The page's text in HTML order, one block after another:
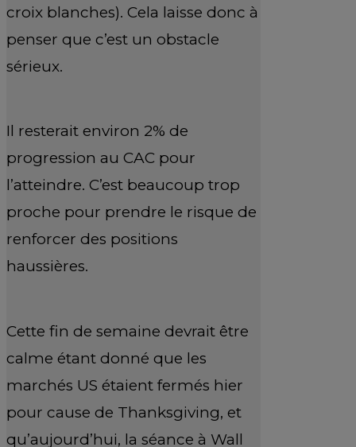
croix blanches). Cela laisse donc à
penser que c’est un obstacle
sérieux.
Il resterait environ 2% de
progression au CAC pour
l’atteindre. C’est beaucoup trop
proche pour prendre le risque de
renforcer des positions
haussières.
Cette fin de semaine devrait être
calme étant donné que les
marchés US étaient fermés hier
pour cause de Thanksgiving, et
qu’aujourd’hui, la séance à Wall